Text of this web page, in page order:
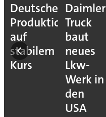
Deutsche
Produktion
auf
stabilem
Kurs
Daimler
Truck
baut
neues
Lkw-
Werk in
den
USA